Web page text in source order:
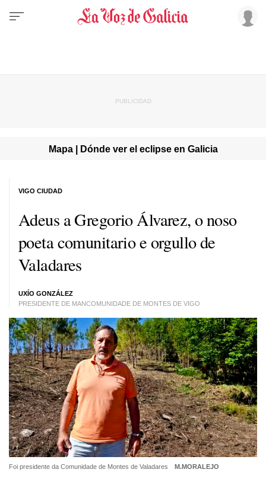
Mapa | Dónde ver el eclipse en Galicia
Adeus a Gregorio Álvarez, o noso
poeta comunitario e orgullo de
Valadares
UXÍO GONZÁLEZ
PRESIDENTE DE MANCOMUNIDADE DE MONTES DE VIGO
VIGO CIUDAD
Foi presidente da Comunidade de Montes de Valadares M.MORALEJO